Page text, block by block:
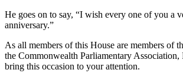
He goes on to say, “I wish every one of you a
anniversary.”
As all members of this House are members of
the Commonwealth Parliamentary
bring this occasion to your attention.